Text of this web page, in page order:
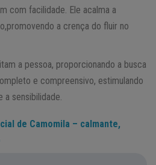
com facilidade. Ele acalma a
a crença do fluir no
a pessoa, proporcionando a busca
e compreensivo, estimulando
a sensibilidade.
de Camomila – calmante,